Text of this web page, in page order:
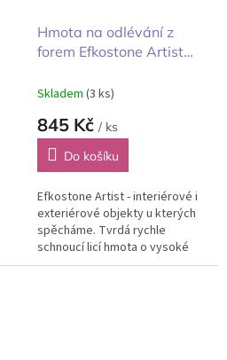
Hmota na odlévání z
forem Efkostone Artist
Skladem (3 ks)
845 Kč / ks
Do košíku
Efkostone Artist - interiérové i
exteriérové objekty u kterých
spěcháme. Tvrdá rychle
schnoucí licí hmota o vysoké
bělosti k vytváření 2D a 3D